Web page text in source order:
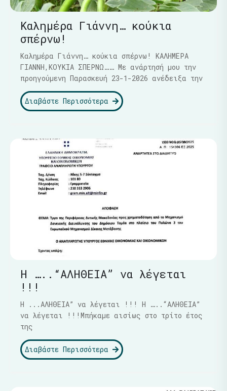
Καλημέρα Γιάννη… κούκια
σπέρνω!
Καλημέρα Γιάννη… κούκια σπέρνω! ΚΑΛΗΜΕΡΑ
ΓΙΑΝΝΗ,ΚΟΥΚΙΑ ΣΠΕΡΝΩ…… Με ανάρτησή μου την
προηγούμενη Παρασκευή 23-1-2026 ανέδειξα την
Διαβάστε Περισσότερα
Η …..“ΑΛΗΘΕΙΑ” να λέγεται
!!!
Η ...ΑΛΗΘΕΙΑ” να λέγεται !!! Η …..“ΑΛΗΘΕΙΑ”
να λέγεται !!!Μπήκαμε αισίως στο τρίτο έτος
της
Διαβάστε Περισσότερα